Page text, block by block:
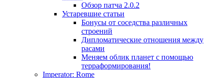
Обзор патча 2.0.2
Устаревшие статьи
Бонусы от соседства различных
строений
Дипломатические отношения между
расами
Меняем облик планет с помощью
терраформирования!
Imperator: Rome